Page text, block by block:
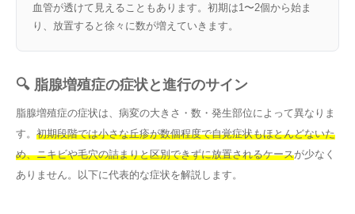
血管が透けて見えることもあります。初期は1〜2個から始ま
り、放置すると徐々に数が増えていきます。
🔍 脂腺増殖症の症状と進行のサイン
脂腺増殖症の症状は、病変の大きさ・数・発生部位によって異なりま
す。 初期段階では小さな丘疹が数個程度で自覚症状もほとんどないた
め、ニキビや毛穴の詰まりと区別できずに放置されるケースが少なく
ありません。以下に代表的な症状を解説します。